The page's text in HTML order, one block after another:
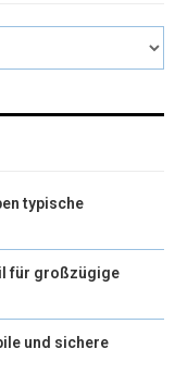
typische
für großzügige
und sichere